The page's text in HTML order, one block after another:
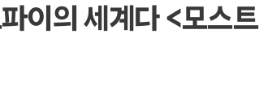
이의 세계다 <모스트